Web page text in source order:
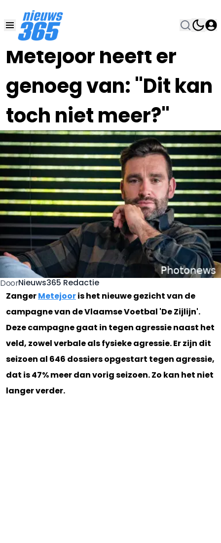
Metejoor heeft er
genoeg van: "Dit kan
toch niet meer?"
14 JAN 2024, 12:00
DoorNieuws365 Redactie
ZangerMetejooris het nieuwe gezicht van de
campagne van de Vlaamse Voetbal 'De Zijlijn'.
Deze campagne gaat in tegen agressie naast het
veld, zowel verbale als fysieke agressie. Er zijn dit
seizoen al 646 dossiers opgestart tegen agressie,
dat is 47% meer dan vorig seizoen. Zo kan het niet
langer verder.